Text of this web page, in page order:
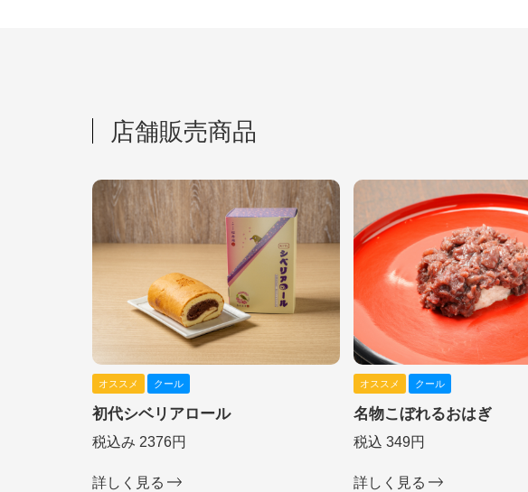
店舗販売商品
オススメ クール
初代シベリアロール
税込み 2376円
詳しく見る
オススメ クール
名物こぼれるおはぎ
税込 349円
詳しく見る